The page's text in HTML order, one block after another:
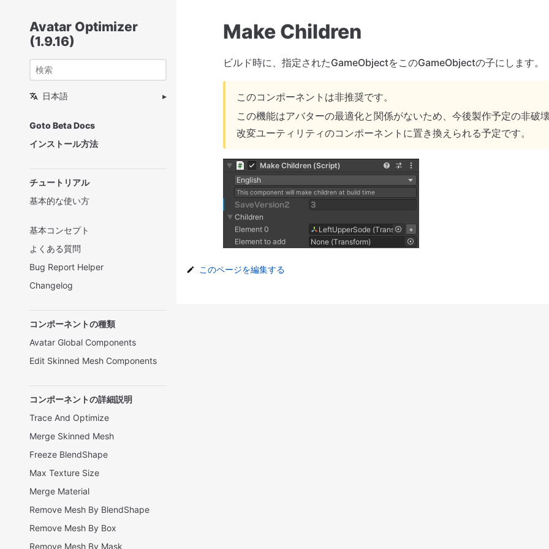
Avatar Optimizer
(1.9.16)
日本語
Goto Beta Docs
インストール方法
チュートリアル
基本的な使い方
基本コンセプト
よくある質問
Bug Report Helper
Changelog
コンポーネントの種類
Avatar Global Components
Edit Skinned Mesh Components
コンポーネントの詳細説明
Trace And Optimize
Merge Skinned Mesh
Freeze BlendShape
Max Texture Size
Merge Material
Remove Mesh By BlendShape
Remove Mesh By Box
Remove Mesh By Mask
Make Children
ビルド時に、指定されたGameObjectをこのGameObjectの子にします。
このコンポーネントは非推奨です。
この機能はアバターの最適化と関係がないため、今後製作予定の非破
改変ユーティリティのコンポーネントに置き換えられる予定です。
このページを編集する